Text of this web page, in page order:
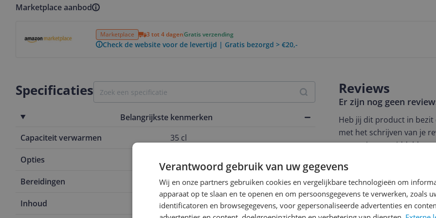
Marketplace aanbod
Marketplace 3 tot 4 dagenGratis verzending
Check de website voor de levertijd | Gratis bezorgd > €20,-
Specificaties
Belangrijkste kenmerken
Capaciteit verwarmen
35 cl
Opties
Bereidingen Warm melkschuim
Inhoud 1 kg
Reviews
Er zijn nog geen
Heb jij dit product in bezit
met het schrijven van je
een review gemiddeld
andere bezoekers een
€250,-!
Cijfer
Welk cijfer geef jij dit
Verantwoord gebruik van uw gegevens
Wij en onze partners gebruiken cookies en vergelijkbare technologieën om
apparaat op te slaan en te openen en om persoonsgegevens te verwerken, zoals
identificatoren en browsegegevens, voor gepersonaliseerde advertenties en